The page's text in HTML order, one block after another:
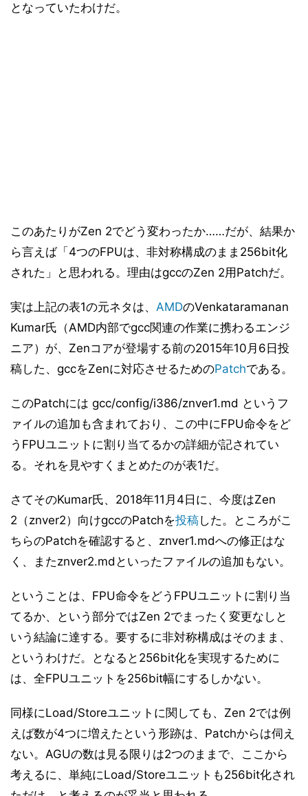
となっていたわけだ。
このあたりがZen 2でどう変わったか……だが、結果か
ら言えば「4つのFPUは、非対称構成のまま256bit化
された」と思われる。理由はgccのZen 2用Patchだ。
実は上記の表1の元ネタは、 AMDのVenkataramanan
Kumar氏（AMD内部でgcc関連の作業に携わるエンジ
ニア）が、Zenコアが登場する前の2015年10月6日投
稿した、gccをZenに対応させるためのPatchである。
このPatchには gcc/config/i386/znver1.md というフ
ァイルの追加も含まれており、この中にFPU命令をど
うFPUユニットに割り当てるかの詳細が記されてい
る。それを見やすくまとめたのが表1だ。
さてそのKumar氏、2018年11月4日に、今度はZen
2（znver2）向けgccのPatchを投稿した。ところがこ
ちらのPatchを確認すると、znver1.mdへの修正はな
く、またznver2.mdといったファイルの追加もない。
ということは、FPU命令をどうFPUユニットに割り当
てるか、という部分ではZen 2でまったく変更なしと
いう結論に達する。要するに非対称構成はそのまま、
というわけだ。となると256bit化を実現するために
は、全FPUユニットを256bit幅にするしかない。
同様にLoad/Storeユニットに関しても、Zen 2では例
えば数が4つに増えたという形跡は、Patchからは伺え
ない。AGUの数は見る限りは2つのままで、ここから
考えるに、単純にLoad/Storeユニットも256bit化され